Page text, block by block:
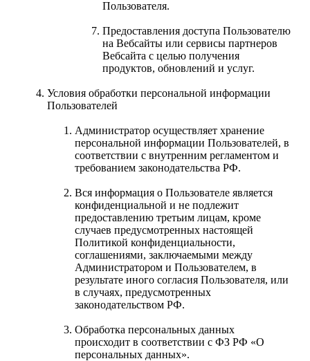
Пользователя.
Предоставления доступа Пользователю
на Вебсайты или сервисы партнеров
Вебсайта с целью получения
продуктов, обновлений и услуг.
Условия обработки персональной информации
Пользователей
Администратор осуществляет хранение
персональной информации Пользователей, в
соответствии с внутренним регламентом и
требованием законодательства РФ.
Вся информация о Пользователе является
конфиденциальной и не подлежит
предоставлению третьим лицам, кроме
случаев предусмотренных настоящей
Политикой конфиденциальности,
соглашениями, заключаемыми между
Администратором и Пользователем, в
результате иного согласия Пользователя, или
в случаях, предусмотренных
законодательством РФ.
Обработка персональных данных
происходит в соответствии с ФЗ РФ «О
персональных данных».